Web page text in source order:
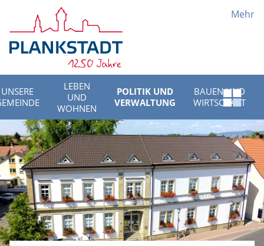
Mehr
UNSERE
LEBEN
UND
WOHNEN
POLITIK UND
VERWALTUNG
BAUEN UND
WIRTSCHAFT
Menü
öffnen